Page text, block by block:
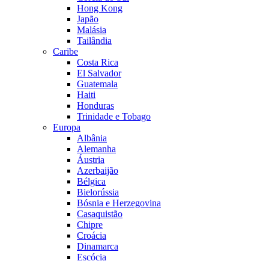
Hong Kong
Japão
Malásia
Tailândia
Caribe
Costa Rica
El Salvador
Guatemala
Haiti
Honduras
Trinidade e Tobago
Europa
Albânia
Alemanha
Áustria
Azerbaijão
Bélgica
Bielorússia
Bósnia e Herzegovina
Casaquistão
Chipre
Croácia
Dinamarca
Escócia